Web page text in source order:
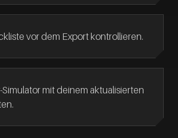
vor dem Export kontrollieren.
mit deinem aktualisierten